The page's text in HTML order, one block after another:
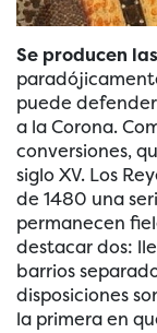
Se producen
puede
a la Corona.
conversiones,
siglo XV. Los
de 1480 una
permanecen
destacar dos:
barrios
disposiciones
la primera en